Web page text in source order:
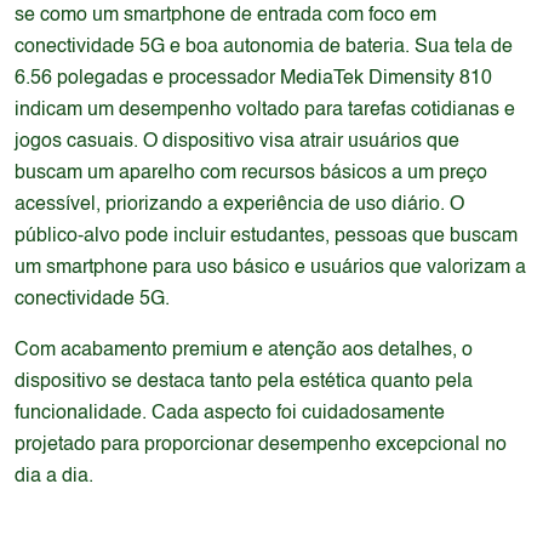
se como um smartphone de entrada com foco em
conectividade 5G e boa autonomia de bateria. Sua tela de
6.56 polegadas e processador MediaTek Dimensity 810
indicam um desempenho voltado para tarefas cotidianas e
jogos casuais. O dispositivo visa atrair usuários que
buscam um aparelho com recursos básicos a um preço
acessível, priorizando a experiência de uso diário. O
público-alvo pode incluir estudantes, pessoas que buscam
um smartphone para uso básico e usuários que valorizam a
conectividade 5G.
Com acabamento premium e atenção aos detalhes, o
dispositivo se destaca tanto pela estética quanto pela
funcionalidade. Cada aspecto foi cuidadosamente
projetado para proporcionar desempenho excepcional no
dia a dia.